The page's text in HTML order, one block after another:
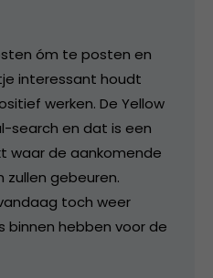
óm te posten en
interessant houdt
werken. De Yellow
search en dat is een
waar de aankomende
zullen gebeuren.
toch weer
binnen hebben voor de